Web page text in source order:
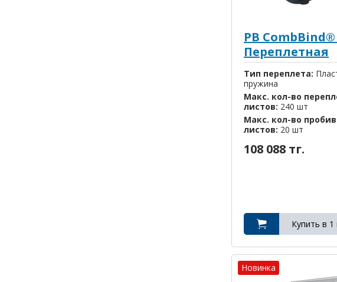
PB CombBind®
Переплетная
машина
Тип переплета:
пружина
Макс. кол-во
листов: 240 шт
Макс. кол-во
листов: 20 шт
108 088 тг.
Новинка